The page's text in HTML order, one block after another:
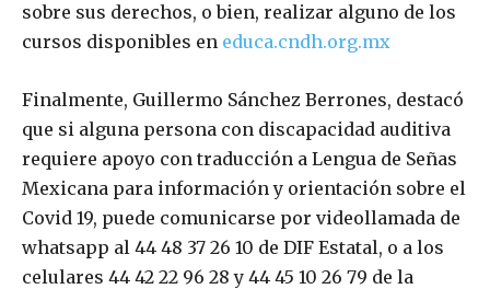
sobre sus derechos, o bien, realizar alguno de los
cursos disponibles en educa.cndh.org.mx
Finalmente, Guillermo Sánchez Berrones, destacó
que si alguna persona con discapacidad auditiva
requiere apoyo con traducción a Lengua de Señas
Mexicana para información y orientación sobre el
Covid 19, puede comunicarse por videollamada de
whatsapp al 44 48 37 26 10 de DIF Estatal, o a los
celulares 44 42 22 96 28 y 44 45 10 26 79 de la